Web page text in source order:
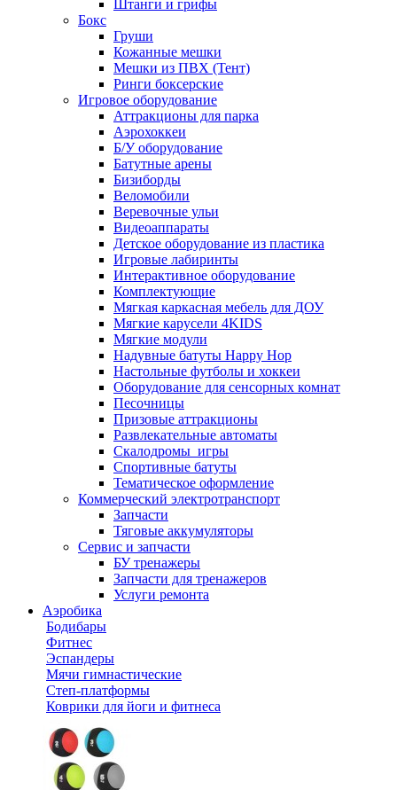
Штанги и грифы
Бокс
Груши
Кожанные мешки
Мешки из ПВХ (Тент)
Ринги боксерские
Игровое оборудование
Аттракционы для парка
Аэрохоккеи
Б/У оборудование
Батутные арены
Бизиборды
Веломобили
Веревочные ульи
Видеоаппараты
Детское оборудование из пластика
Игровые лабиринты
Интерактивное оборудование
Комплектующие
Мягкая каркасная мебель для ДОУ
Мягкие карусели 4KIDS
Мягкие модули
Надувные батуты Happy Hop
Настольные футболы и хоккеи
Оборудование для сенсорных комнат
Песочницы
Призовые аттракционы
Развлекательные автоматы
Скалодромы_игры
Спортивные батуты
Тематическое оформление
Коммерческий электротранспорт
Запчасти
Тяговые аккумуляторы
Сервис и запчасти
БУ тренажеры
Запчасти для тренажеров
Услуги ремонта
Аэробика
Бодибары
Фитнес
Эспандеры
Мячи гимнастические
Степ-платформы
Коврики для йоги и фитнеса